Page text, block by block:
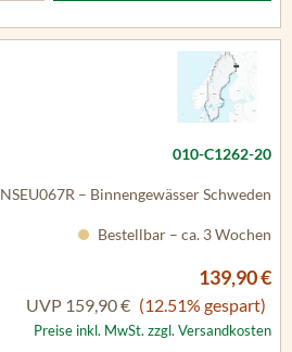
010-C1262-20
NSEU067R – Binnengewässer Schweden
Bestellbar – ca. 3 Wochen
139,90 €
UVP 159,90 € (12.51% gespart)
Preise inkl. MwSt. zzgl. Versandkosten